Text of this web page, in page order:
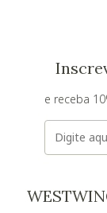
e receba
E-mail